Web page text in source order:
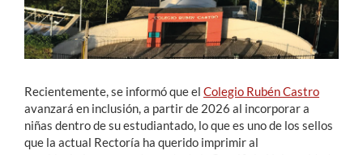
Alumni
Recientemente, se informó que el Colegio Rubén Castro
avanzará en inclusión, a partir de 2026 al incorporar a
niñas dentro de su estudiantado, lo que es uno de los sellos
que la actual Rectoría ha querido imprimir al